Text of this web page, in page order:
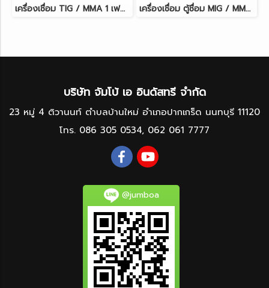
เครื่องเชื่อม TIG / MMA 1 เฟส 5.4 KVA 2T/4T ระบบป้องกัน IP21S JASIC TIG200W223 เครื่องเชื่อม ตู้ชื่อม MIG / MMA / Lift TIG แรงดันไฟ 220 โวลต์ JASIC MIG200D+
บริษัท จัมโบ้ เอ อินดัสทรี จำกัด
23 หมู่ 4 ติวานนท์ ตำบลบ้านใหม่ อำเภอปากเกร็ด นนทบุรี 11120
โทร. 086 305 0534, 062 061 7777
@jumboa